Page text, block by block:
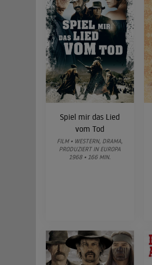
Spiel mir das Lied
vom Tod
FILM • WESTERN, DRAMA,
PRODUZIERT IN EUROPA
1968 • 166 MIN.